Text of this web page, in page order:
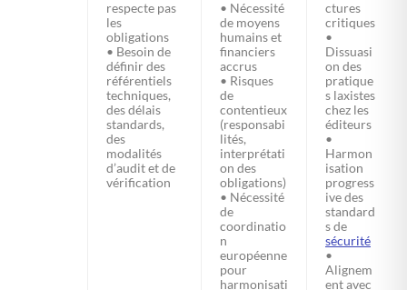
respecte pas
les
obligations
• Besoin de
définir des
référentiels
techniques,
des délais
standards,
des
modalités
d’audit et de
vérification
• Nécessité
de moyens
humains et
financiers
accrus
• Risques
de
contentieux
(responsabi
lités,
interprétati
on des
obligations)
• Nécessité
de
coordinatio
n
européenne
pour
harmonisati
ctures
critiques
•
Dissuasi
on des
pratique
s laxistes
chez les
éditeurs
•
Harmon
isation
progress
ive des
standard
s de
sécurité
•
Alignem
ent avec